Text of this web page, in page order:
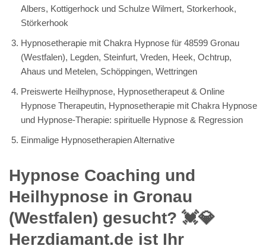
Albers, Kottigerhock und Schulze Wilmert, Storkerhook,
Störkerhook
Hypnosetherapie mit Chakra Hypnose für 48599 Gronau
(Westfalen), Legden, Steinfurt, Vreden, Heek, Ochtrup,
Ahaus und Metelen, Schöppingen, Wettringen
Preiswerte Heilhypnose, Hypnosetherapeut & Online
Hypnose Therapeutin, Hypnosetherapie mit Chakra Hypnose
und Hypnose-Therapie: spirituelle Hypnose & Regression
Einmalige Hypnosetherapien Alternative
Hypnose Coaching und
Heilhypnose in Gronau
(Westfalen) gesucht? 💓️💎
Herzdiamant.de ist Ihr